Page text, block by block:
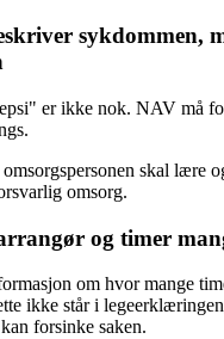
sykdommen,
er ikke nok. NAV må
skal lære
omsorg.
og timer
om hvor mange
ikke står i
forsinke saken.